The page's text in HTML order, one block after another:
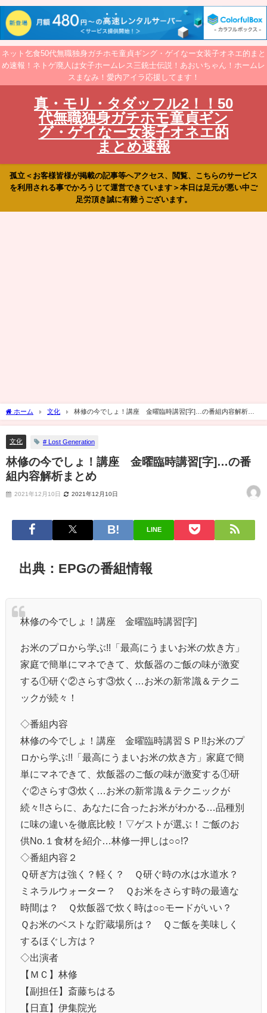
ネット乞食50代無職独身ガチホモ童貞ギング・ゲイなー女装子オネエ的まと
め速報！ネトゲ廃人は女子ホームレス三銃士伝説！あおいちゃん！ホームレ
スまなみ！愛内アイラ応援してます！
真・モリ・タダッフル2！！50
代無職独身ガチホモ童貞ギン
グ・ゲイなー女装子オネエ的
まとめ速報
孤立＜お客様皆様が掲載の記事等へアクセス、閲覧、こちらのサービス
を利用される事でかろうじて運営できています＞本日は足元が悪い中ご
足労頂き誠に有難うございます。
ホーム 文化
林修の今でしょ！講座 金曜臨時講習[字]…の番組内容解析ま
とめ
文化 # Lost Generation
林修の今でしょ！講座 金曜臨時講習[字]…の番
組内容解析まとめ
2021年12月10日 2021年12月10日
LINE
出典：EPGの番組情報
林修の今でしょ！講座 金曜臨時講習[字]
お米のプロから学ぶ!!「最高にうまいお米の炊き方」
家庭で簡単にマネできて、炊飯器のご飯の味が激変
する①研ぐ②さらす③炊く…お米の新常識＆テクニ
ックが続々！
◇番組内容
林修の今でしょ！講座 金曜臨時講習ＳＰ!!お米のプ
ロから学ぶ!!「最高にうまいお米の炊き方」家庭で簡
単にマネできて、炊飯器のご飯の味が激変する①研
ぐ②さらす③炊く…お米の新常識＆テクニックが
続々!!さらに、あなたに合ったお米がわかる…品種別
に味の違いを徹底比較！▽ゲストが選ぶ！ご飯のお
供No.１食材を紹介…林修一押しは○○!?
◇番組内容２
Ｑ研ぎ方は強く？軽く？ Ｑ研ぐ時の水は水道水？
ミネラルウォーター？ Ｑお米をさらす時の最適な
時間は？ Ｑ炊飯器で炊く時は○○モードがいい？
Ｑお米のベストな貯蔵場所は？ Ｑご飯を美味しく
するほぐし方は？
◇出演者
【ＭＣ】林修
【副担任】斎藤ちはる
【日直】伊集院光